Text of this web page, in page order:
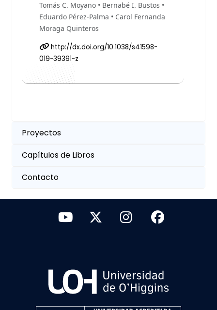
Tomás C. Moyano • Bernabé I. Bustos •
Eduardo Pérez-Palma • Carol Fernanda
Moraga Quinteros
http://dx.doi.org/10.1038/s41598-
019-39391-z
Proyectos
Capítulos de Libros
Contacto